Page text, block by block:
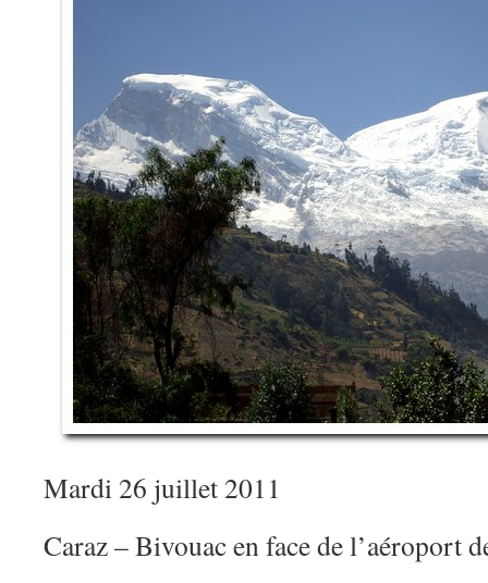
Mardi 26 juillet 2011
Caraz – Bivouac en face de l’aéroport